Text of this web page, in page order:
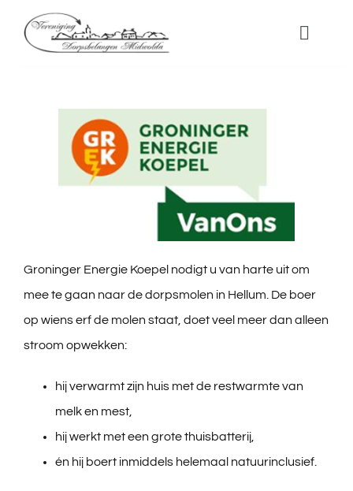
naar
Toggle
Nieuwe Tam Tam
Handige links
Activiteiten
Groninger Energie Koepel nodigt u van harte uit om
mee te gaan naar de dorpsmolen in Hellum. De boer
op wiens erf de molen staat, doet veel meer dan alleen
stroom opwekken:
hij verwarmt zijn huis met de restwarmte van
melk en mest,
hij werkt met een grote thuisbatterij,
én hij boert inmiddels helemaal natuurinclusief.